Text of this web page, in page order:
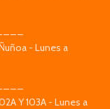
- Lunes a
Y 103A - Lunes a